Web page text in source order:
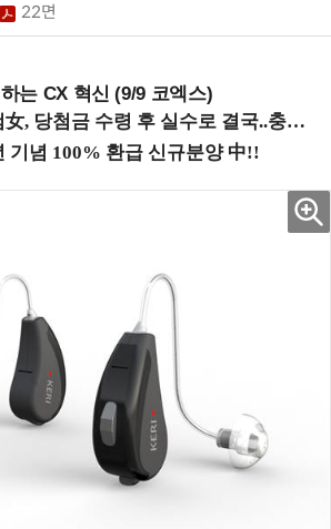
22면
는 CX 혁신 (9/9 코엑스)